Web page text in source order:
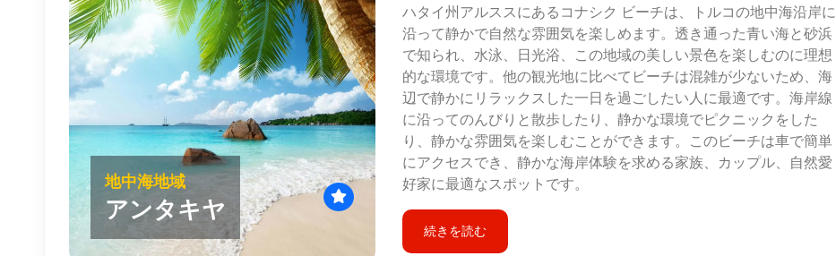
地中海地域
アンタキヤ
ハタイ州アルススにあるコナシク ビーチは、トルコの地中海沿岸に
沿って静かで自然な雰囲気を楽しめます。透き通った青い海と砂浜
で知られ、水泳、日光浴、この地域の美しい景色を楽しむのに理想
的な環境です。他の観光地に比べてビーチは混雑が少ないため、海
辺で静かにリラックスした一日を過ごしたい人に最適です。海岸線
に沿ってのんびりと散歩したり、静かな環境でピクニックをした
り、静かな雰囲気を楽しむことができます。このビーチは車で簡単
にアクセスでき、静かな海岸体験を求める家族、カップル、自然愛
好家に最適なスポットです。
続きを読む